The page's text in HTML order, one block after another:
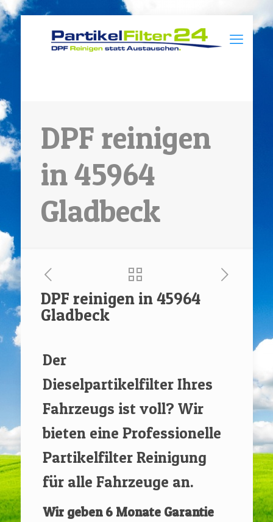
DPF reinigen
in 45964
Gladbeck
DPF reinigen in 45964
Gladbeck
Der
Dieselpartikelfilter Ihres
Fahrzeugs ist voll? Wir
bieten eine Professionelle
Partikelfilter Reinigung
für alle Fahrzeuge an.
Wir geben 6 Monate Garantie